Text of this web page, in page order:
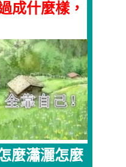
成什麼樣，
麼瀟灑怎麼